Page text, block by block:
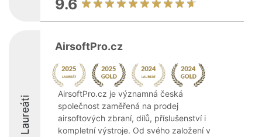
9.6
Laureáti
AirsoftPro.cz
AirsoftPro.cz je významná česká
společnost zaměřená na prodej
airsoftových zbraní, dílů, příslušenství i
kompletní výstroje. Od svého založení v